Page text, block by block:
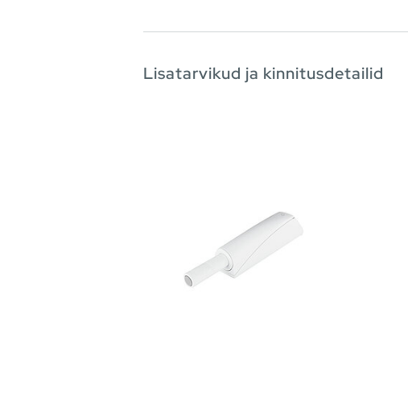
Lisatarvikud ja kinnitusdetailid